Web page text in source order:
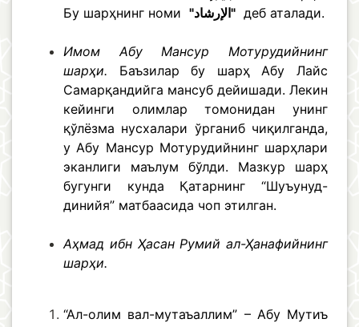
Бу шарҳнинг номи
"الإرشاد" деб аталади.
Имом Абу Мансур Мотурудийнинг
шарҳи. Баъзилар бу шарҳ Абу Лайс
Самарқандийга мансуб дейишади. Лекин
кейинги олимлар томонидан унинг
қўлёзма нусхалари ўрганиб чиқилганда,
у Абу Мансур Мотурудийнинг шарҳлари
эканлиги маълум бўлди. Мазкур шарҳ
бугунги кунда Қатарнинг “Шуъунуд-
динийя” матбаасида чоп этилган.
Аҳмад ибн Ҳасан Румий ал-Ҳанафийнинг
шарҳи.
“Ал-олим вал-мутаъаллим” – Абу Мутиъ